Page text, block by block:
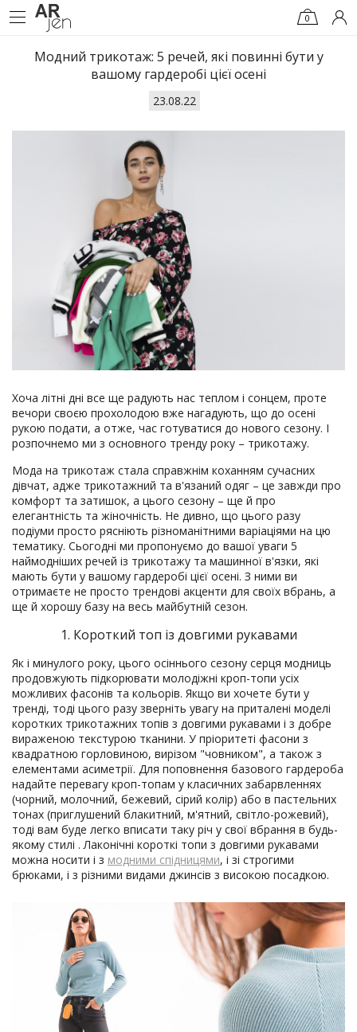
0
Модний трикотаж: 5 речей, які повинні бути у
вашому гардеробі цієї осені
23.08.22
Хоча літні дні все ще радують нас теплом і сонцем, проте
вечори своєю прохолодою вже нагадують, що до осені
рукою подати, а отже, час готуватися до нового сезону. І
розпочнемо ми з основного тренду року – трикотажу.
Мода на трикотаж стала справжнім коханням сучасних
дівчат, адже трикотажний та в'язаний одяг – це завжди про
комфорт та затишок, а цього сезону – ще й про
елегантність та жіночність. Не дивно, що цього разу
подіуми просто рясніють різноманітними варіаціями на цю
тематику. Сьогодні ми пропонуємо до вашої уваги 5
наймодніших речей із трикотажу та машинної в'язки, які
мають бути у вашому гардеробі цієї осені. З ними ви
отримаєте не просто трендові акценти для своїх вбрань, а
ще й хорошу базу на весь майбутній сезон.
1. Короткий топ із довгими рукавами
Як і минулого року, цього осіннього сезону серця модниць
продовжують підкорювати молодіжні кроп-топи усіх
можливих фасонів та кольорів. Якщо ви хочете бути у
тренді, тоді цього разу зверніть увагу на приталені моделі
коротких трикотажних топів з довгими рукавами і з добре
вираженою текстурою тканини. У пріоритеті фасони з
квадратною горловиною, вирізом "човником", а також з
елементами асиметрії. Для поповнення базового гардероба
надайте перевагу кроп-топам у класичних забарвленнях
(чорний, молочний, бежевий, сірий колір) або в пастельних
тонах (приглушений блакитний, м'ятний, світло-рожевий),
тоді вам буде легко вписати таку річ у свої вбрання в будь-
якому стилі . Лаконічні короткі топи з довгими рукавами
можна носити і з модними спідницями, і зі строгими
брюками, і з різними видами джинсів з високою посадкою.